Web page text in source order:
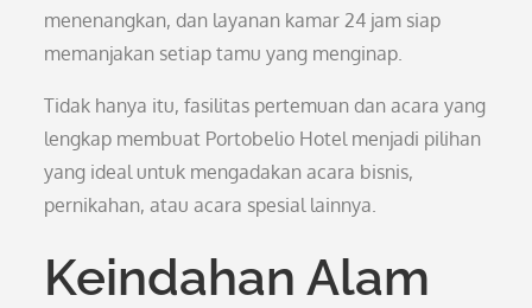
menenangkan, dan layanan kamar 24 jam siap
memanjakan setiap tamu yang menginap.
Tidak hanya itu, fasilitas pertemuan dan acara yang
lengkap membuat Portobelio Hotel menjadi pilihan
yang ideal untuk mengadakan acara bisnis,
pernikahan, atau acara spesial lainnya.
Keindahan Alam